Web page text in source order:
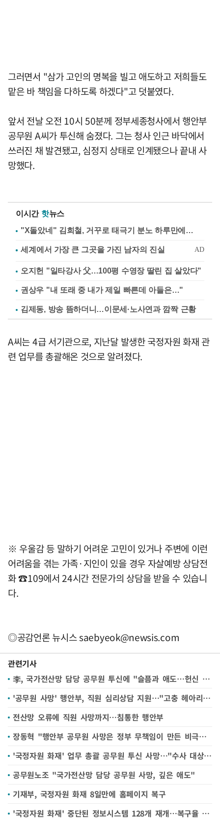
그러면서 "삼가 고인의 명복을 빌고 애도하고 저희들도
맡은 바 책임을 다하도록 하겠다"고 덧붙였다.
앞서 전날 오전 10시 50분께 정부세종청사에서 행안부
공무원 A씨가 투신해 숨졌다. 그는 청사 인근 바닥에서
쓰러진 채 발견됐고, 심정지 상태로 인계됐으나 끝내 사
망했다.
이시간 핫뉴스
"X돌았네" 김희철, 거꾸로 태극기 분노 하루만에…
오지헌 "일타강사 父…100평 수영장 딸린 집 살았다"
권상우 "내 또래 중 내가 제일 빠른데 아들은…"
김제동, 방송 뜸하더니…이문세·노사연과 깜짝 근황
A씨는 4급 서기관으로, 지난달 발생한 국정자원 화재 관
련 업무를 총괄해온 것으로 알려졌다.
※ 우울감 등 말하기 어려운 고민이 있거나 주변에 이런
어려움을 겪는 가족·지인이 있을 경우 자살예방 상담전
화 ☎109에서 24시간 전문가의 상담을 받을 수 있습니
다.
◎공감언론 뉴시스saebyeok@newsis.com
관련기사
李, 국가전산망 담당 공무원 투신에 "슬픔과 애도…헌신 잊지 않을 것"
'공무원 사망' 행안부, 직원 심리상담 지원…"고충 헤아리지 못했다"
전산망 오류에 직원 사망까지…침통한 행안부
장동혁 "행안부 공무원 사망은 정부 무책임이 만든 비극…특검 필요"
'국정자원 화재' 업무 총괄 공무원 투신 사망…"수사 대상 아니었다"(종합3보)
공무원노조 "국가전산망 담당 공무원 사망, 깊은 애도"
기재부, 국정자원 화재 8일만에 홈페이지 복구
'국정자원 화재' 중단된 정보시스템 128개 재개…복구율 19.8%